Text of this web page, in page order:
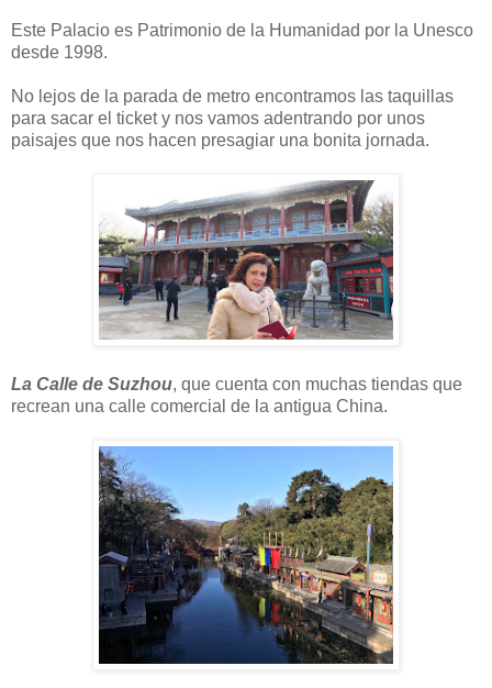
Este Palacio es Patrimonio de la Humanidad por la Unesco
desde 1998.
No lejos de la parada de metro encontramos las taquillas
para sacar el ticket y nos vamos adentrando por unos
paisajes que nos hacen presagiar una bonita jornada.
La Calle de Suzhou, que cuenta con muchas tiendas que
recrean una calle comercial de la antigua China.